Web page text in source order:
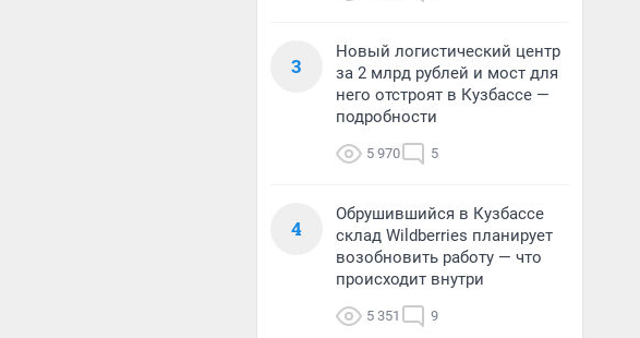
3
Новый логистический центр
за 2 млрд рублей и мост для
него отстроят в Кузбассе —
подробности
5 970 5
4
Обрушившийся в Кузбассе
склад Wildberries планирует
возобновить работу — что
происходит внутри
5 351 9